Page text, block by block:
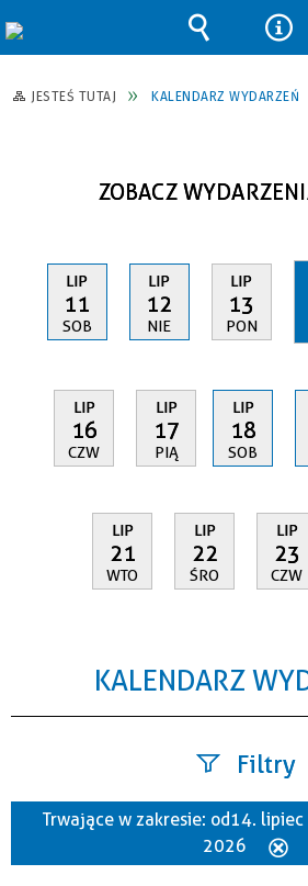
JESTEŚ TUTAJ KALENDARZ WYDARZEŃ
ZOBACZ
LIP
11
SOB
LIP
12
NIE
LIP
13
PON
LIP
16
CZW
LIP
17
PIĄ
LIP
18
SOB
LIP
21
WTO
LIP
22
ŚRO
LIP
23
CZW
KALENDARZ
Filtry
Szukana fraza
Trwające w zakresie: od 14.
2026